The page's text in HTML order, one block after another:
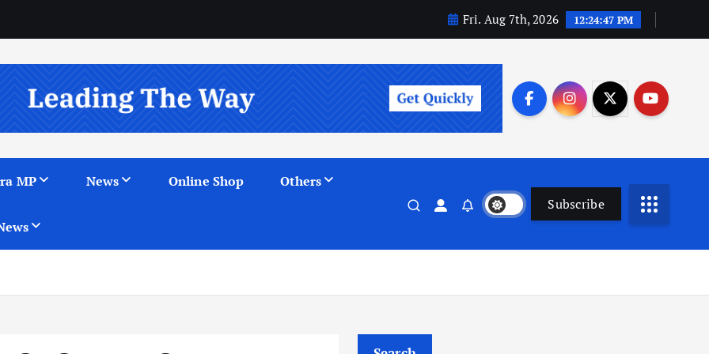
Fri. Aug 7th, 2026 12:24:48 PM
MP News Online Shop Others
Subscribe